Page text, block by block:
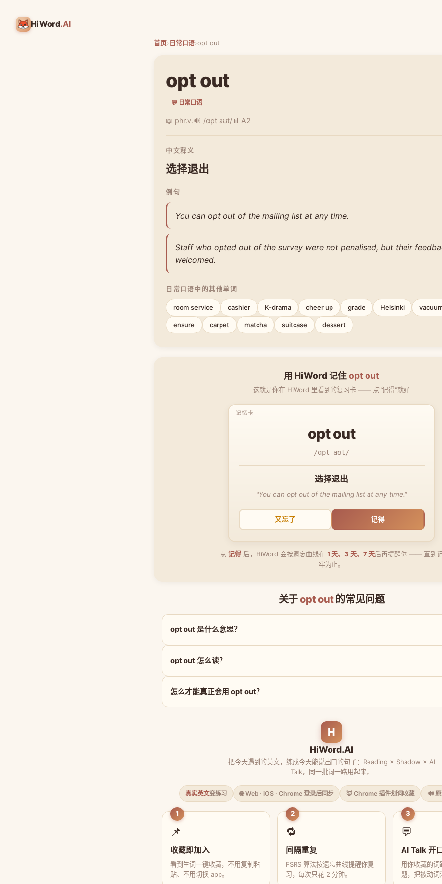
HiWord.AI
首页› 日常口语›opt out
opt out
💬 日常口语
📖 phr.v.🔊 /ɑpt aʊt/📊 A2
中文释义
选择退出
例句
You can opt out of the mailing list at any time.
Staff who opted out of the survey were not penalised, but their
welcomed.
日常口语中的其他单词
room service cashier K-drama cheer up grade Helsinki
ensure carpet matcha suitcase dessert
用 HiWord 记住opt out
这就是你在 HiWord 里看到的复习卡 —— 点"记得"就好
opt out
/ɑpt aʊt/
选择退出
"You can opt out of the mailing list at any time."
又忘了 记得
点 记得 后，HiWord 会按遗忘曲线在 1 天、3 天、7 天后再提醒你 —— 直到
牢为止。
关于opt out的常见问题
opt out 是什么意思？
opt out 怎么读？
怎么才能真正会用 opt out？
H
HiWord.AI
把今天遇到的英文，练成今天能说出口的句子：Reading × Shadow × AI
Talk，同一批词一路用起来。
真实英文变练习 🌐 Web · iOS · Chrome 登录后同步 🦊 Chrome 插件划词收藏 🔊
1
📌
收藏即加入
看到生词一键收藏，不用复制粘
贴、不用切换 app。
2
🔁
间隔重复
FSRS 算法按遗忘曲线提醒你复
习，每次只花 2 分钟。
3
💬
AI Talk 开
用你收藏的词
题，把被动词